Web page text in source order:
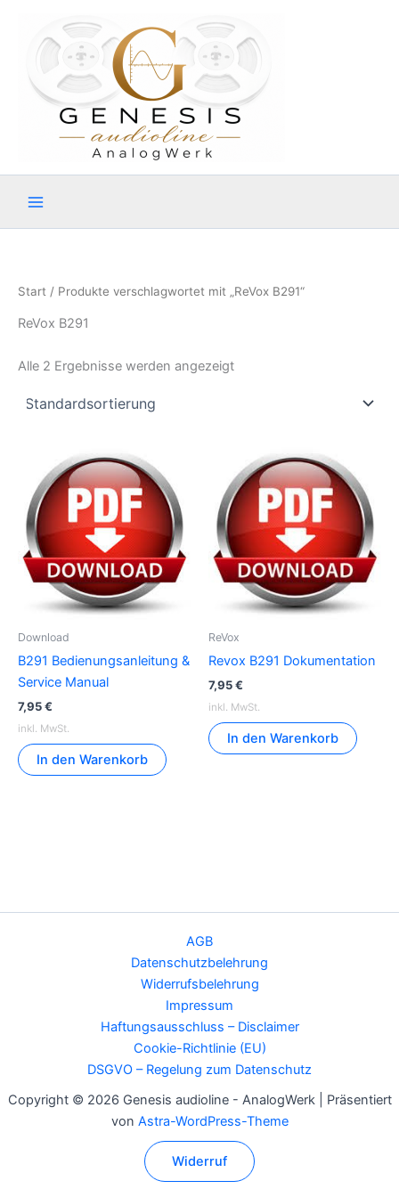
springen
Start / Produkte verschlagwortet mit „ReVox B291“
ReVox B291
Alle 2 Ergebnisse werden angezeigt
Download
B291 Bedienungsanleitung &
Service Manual
7,95€
inkl. MwSt.
In den Warenkorb
ReVox
Revox B291 Dokumentation
7,95€
inkl. MwSt.
In den Warenkorb
AGB
Datenschutzbelehrung
Widerrufsbelehrung
Impressum
Haftungsausschluss – Disclaimer
Cookie-Richtlinie (EU)
DSGVO – Regelung zum Datenschutz
Copyright © 2026 Genesis audioline - AnalogWerk | Präsentiert
von Astra-WordPress-Theme
Widerruf